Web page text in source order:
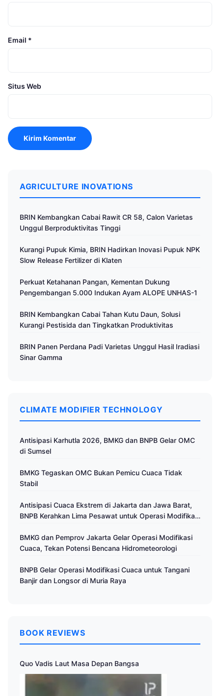
Email *
Situs Web
AGRICULTURE INOVATIONS
BRIN Kembangkan Cabai Rawit CR 58, Calon Varietas
Unggul Berproduktivitas Tinggi
Kurangi Pupuk Kimia, BRIN Hadirkan Inovasi Pupuk NPK
Slow Release Fertilizer di Klaten
Perkuat Ketahanan Pangan, Kementan Dukung
Pengembangan 5.000 Indukan Ayam ALOPE UNHAS-1
BRIN Kembangkan Cabai Tahan Kutu Daun, Solusi
Kurangi Pestisida dan Tingkatkan Produktivitas
BRIN Panen Perdana Padi Varietas Unggul Hasil Iradiasi
Sinar Gamma
CLIMATE MODIFIER TECHNOLOGY
Antisipasi Karhutla 2026, BMKG dan BNPB Gelar OMC
di Sumsel
BMKG Tegaskan OMC Bukan Pemicu Cuaca Tidak
Stabil
Antisipasi Cuaca Ekstrem di Jakarta dan Jawa Barat,
BNPB Kerahkan Lima Pesawat untuk Operasi Modifikasi
BMKG dan Pemprov Jakarta Gelar Operasi Modifikasi
Cuaca, Tekan Potensi Bencana Hidrometeorologi
BNPB Gelar Operasi Modifikasi Cuaca untuk Tangani
Banjir dan Longsor di Muria Raya
BOOK REVIEWS
Quo Vadis Laut Masa Depan Bangsa